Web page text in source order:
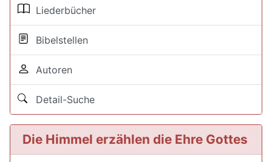
Liederbücher
Bibelstellen
Autoren
Detail-Suche
Die Himmel erzählen die Ehre Gottes